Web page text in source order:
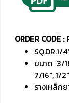
ORDER CODE
SQ.DR.1/4"
ขนาด 3/
7/16", 1/2"
รางเหล็ก